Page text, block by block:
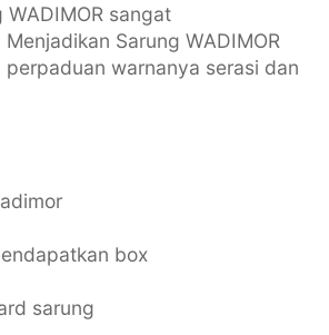
WADIMOR sangat
Sarung WADIMOR
perpaduan warnanya serasi dan
box
sarung